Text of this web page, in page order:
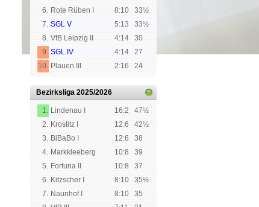
6. Rote Rüben I 8:10
33½
7. SGL V 5:13
33½
8. VfB Leipzig II 4:14
30
9. SGL IV 4:14
27
10. Plauen III 2:16 24
Bezirksliga 2025/2026
1. Lindenau I 16:2
47½
2. Krostitz I 12:6
42½
3. BiBaBo I 12:6
38
4. Markkleeberg 10:8
39
5. Fortuna II 10:8
37
6. Kitzscher I 8:10
35½
7. Naunhof I 8:10
35